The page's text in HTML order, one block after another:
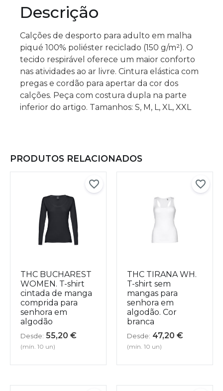
Descrição
Calções de desporto para adulto em malha
piqué 100% poliéster reciclado (150 g/m²). O
tecido respirável oferece um maior conforto
nas atividades ao ar livre. Cintura elástica com
pregas e cordão para apertar da cor dos
calções. Peça com costura dupla na parte
inferior do artigo. Tamanhos: S, M, L, XL, XXL
PRODUTOS RELACIONADOS
THC BUCHAREST
WOMEN. T-shirt
cintada de manga
comprida para
senhora em
algodão
Desde: 55,20 €
(mín. 10 un)
THC TIRANA WH.
T-shirt sem
mangas para
senhora em
algodão. Cor
branca
Desde: 47,20 €
(mín. 10 un)